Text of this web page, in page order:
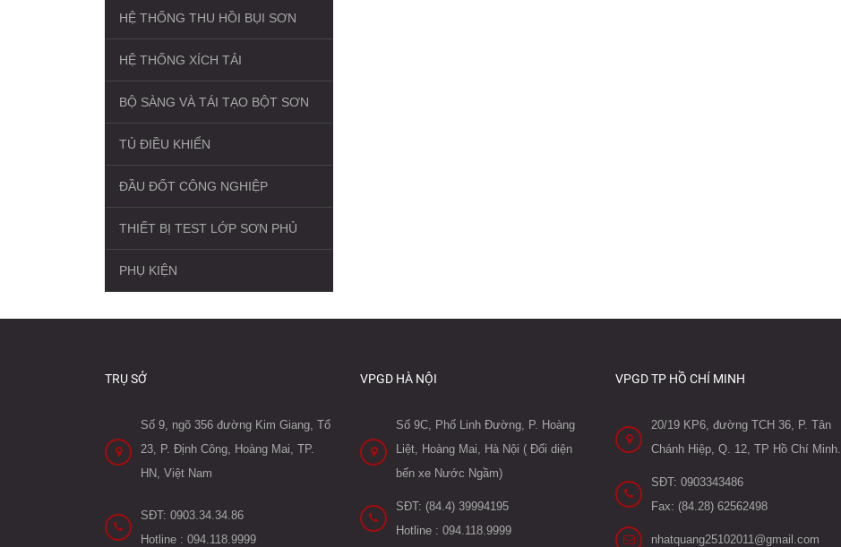
HỆ THỐNG THU HỒI BỤI SƠN
HỆ THỐNG XÍCH TẢI
BỘ SÀNG VÀ TÁI TẠO BỘT SƠN
TỦ ĐIỀU KHIỂN
ĐẦU ĐỐT CÔNG NGHIỆP
THIẾT BỊ TEST LỚP SƠN PHỦ
PHỤ KIỆN
TRỤ SỞ
Số 9, ngõ 356 đường Kim Giang, Tổ
23, P. Định Công, Hoàng Mai, TP.
HN, Việt Nam
SĐT: 0903.34.34.86
Hotline : 094.118.9999
VPGD HÀ NỘI
Số 9C, Phố Linh Đường, P. Hoàng
Liệt, Hoàng Mai, Hà Nội ( Đối diện
bến xe Nước Ngầm)
SĐT: (84.4) 39994195
Hotline : 094.118.9999
VPGD TP HỒ CHÍ MINH
20/19 KP6, đường TCH 36, P. Tân
Chánh Hiệp, Q. 12, TP Hồ Chí Minh.
SĐT: 0903343486
Fax: (84.28) 62562498
nhatquang25102011@gmail.com